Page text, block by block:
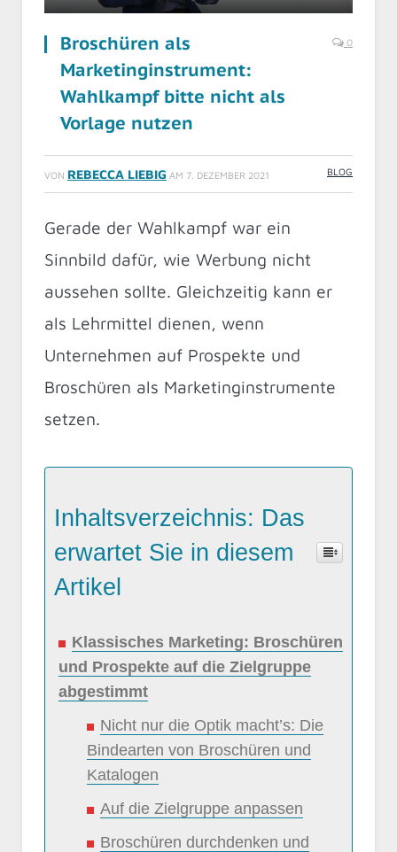
Broschüren als
Marketinginstrument:
Wahlkampf bitte nicht als
Vorlage nutzen
0
VON REBECCA LIEBIG AM 7. DEZEMBER 2021 BLOG
Gerade der Wahlkampf war ein
Sinnbild dafür, wie Werbung nicht
aussehen sollte. Gleichzeitig kann er
als Lehrmittel dienen, wenn
Unternehmen auf Prospekte und
Broschüren als Marketinginstrumente
setzen.
Inhaltsverzeichnis: Das
erwartet Sie in diesem
Artikel
Klassisches Marketing: Broschüren
und Prospekte auf die Zielgruppe
abgestimmt
Nicht nur die Optik macht’s: Die
Bindearten von Broschüren und
Katalogen
Auf die Zielgruppe anpassen
Broschüren durchdenken und